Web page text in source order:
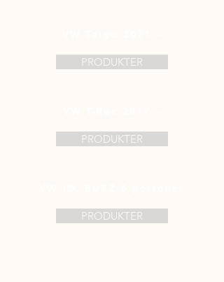
PRODUKTER
PRODUKTER
PRODUKTER